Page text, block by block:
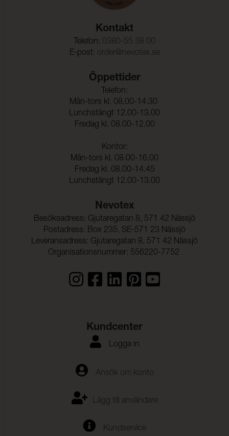
Kontakt
Telefon: 0380-55 38 00
E-post: order@nevotex.se
Öppettider
Telefon:
Mån-tors kl. 08.00-14.30
Lunchstängt 12.00-13.00
Fredag kl. 08.00-12.00
Kontor:
Mån-tors kl. 08.00-16.00
Fredag kl. 08.00-14.45
Lunchstängt 12.00-13.00
Nevotex
Besöksadress: Gjutaregatan 8, 571 42 Nässjö
Postadress: Box 235, SE-571 23 Nässjö
Leveransadress: Gjutaregatan 8, 571 42 Nässjö
Organisationsnummer: 556220-7752
Kundcenter
Logga in
Ansök om konto
Lägg till användare
Kundservice